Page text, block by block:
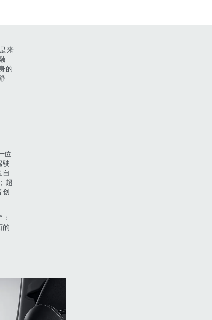
来
的
位
驶
自
超
创
的